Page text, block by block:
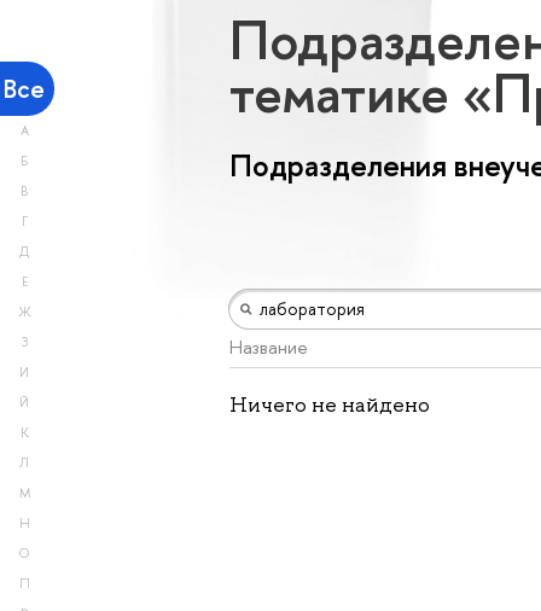
Все
А
Б
В
Г
Д
Е
Ж
З
И
Й
К
Л
М
Н
О
П
тематике
Подразделения
Название
Ничего не найдено